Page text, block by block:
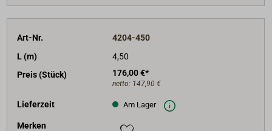
Art-Nr.
4204-450
L (m)
4,50
Preis (Stück)
176,00 €*
netto: 147,90 €
Lieferzeit Am Lager
Merken